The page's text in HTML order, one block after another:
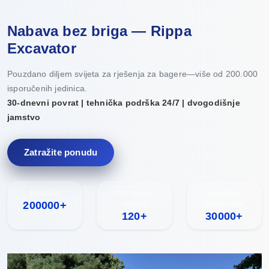
Nabava bez briga — Rippa
Excavator
Pouzdano diljem svijeta za rješenja za bagere—više od 200.000
isporučenih jedinica.
30-dnevni povrat | tehnička podrška 24/7 | dvogodišnje
jamstvo
Zatražite ponudu
200000+
120+ 30000+